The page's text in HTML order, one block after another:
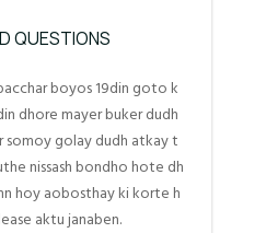
QUESTIONS
boyos 19din goto k
dhore mayer buker dudh
somoy golay dudh atkay t
nissash bondho hote dh
hoy aobosthay ki korte h
aktu janaben.